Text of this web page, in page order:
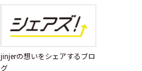
jinjerの想いをシェアするブロ
グ